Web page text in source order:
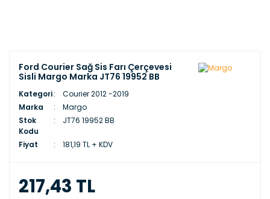
Ford Courier Sağ Sis Farı Çerçevesi
Sisli Margo Marka JT76 19952 BB
Kategori
Courier 2012 -2019
Marka
Margo
Stok
Kodu
JT76 19952 BB
Fiyat 181,19 TL + KDV
217,43 TL